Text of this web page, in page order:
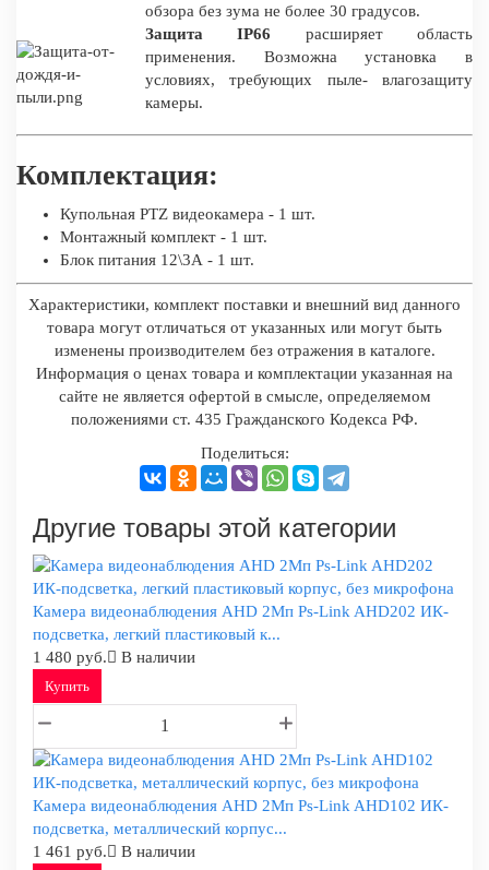
обзора без зума не более 30 градусов.
Защита IP66 расширяет область
применения. Возможна установка в
условиях, требующих пыле- влагозащиту
камеры.
Комплектация:
Купольная PTZ видеокамера - 1 шт.
Монтажный комплект - 1 шт.
Блок питания 12\3А - 1 шт.
Характеристики, комплект поставки и внешний вид данного
товара могут отличаться от указанных или могут быть
изменены производителем без отражения в каталоге.
Информация о ценах товара и комплектации указанная на
сайте не является офертой в смысле, определяемом
положениями ст. 435 Гражданского Кодекса РФ.
Поделиться:
Другие товары этой категории
Камера видеонаблюдения AHD 2Мп Ps-Link AHD202 ИК-
подсветка, легкий пластиковый к...
1 480 руб.
В наличии
Купить
Камера видеонаблюдения AHD 2Мп Ps-Link AHD102 ИК-
подсветка, металлический корпус...
1 461 руб.
В наличии